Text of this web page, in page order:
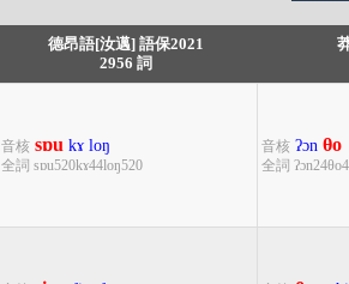
德昂語[汝邁] 語保2021
2956 詞
音核 sɒu kɤ loŋ
全詞 sɒu520kɤ44loŋ520
音核 ʔɔn θo
全詞